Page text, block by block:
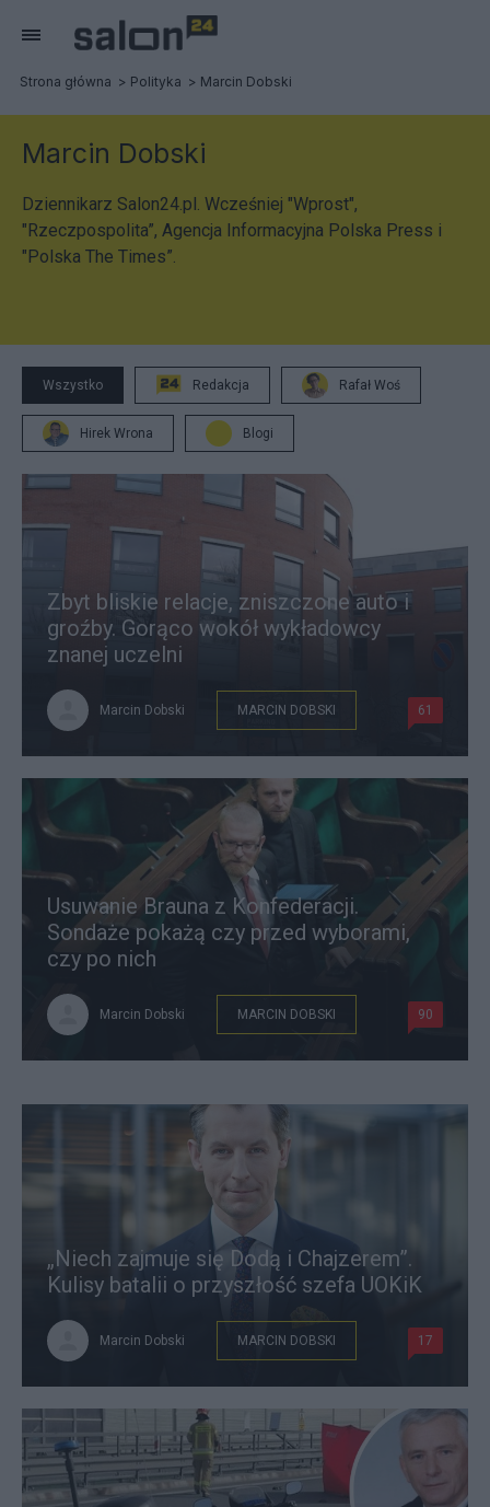
Strona główna Polityka Marcin Dobski
Marcin Dobski
Dziennikarz Salon24.pl. Wcześniej "Wprost",
"Rzeczpospolita”, Agencja Informacyjna Polska Press i
"Polska The Times”.
Wszystko Redakcja Rafał Woś
Hirek Wrona Blogi
Zbyt bliskie relacje, zniszczone auto i
groźby. Gorąco wokół wykładowcy
znanej uczelni
Marcin Dobski MARCIN DOBSKI 61
Usuwanie Brauna z Konfederacji.
Sondaże pokażą czy przed wyborami,
czy po nich
Marcin Dobski MARCIN DOBSKI 90
„Niech zajmuje się Dodą i Chajzerem”.
Kulisy batalii o przyszłość szefa UOKiK
Marcin Dobski MARCIN DOBSKI 17